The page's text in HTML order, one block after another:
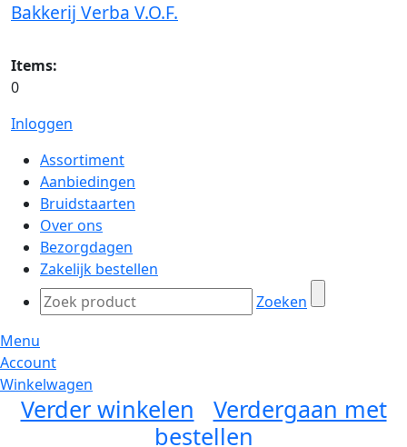
Bakkerij Verba V.O.F.
Items:
0
Inloggen
Assortiment
Aanbiedingen
Bruidstaarten
Over ons
Bezorgdagen
Zakelijk bestellen
Zoeken
Menu
Account
Winkelwagen
Verder winkelen
Verdergaan met
bestellen